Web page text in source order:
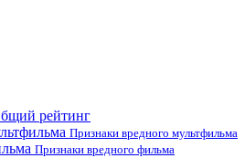
рейтинг
Признаки вредного мультфильма
Признаки вредного фильма